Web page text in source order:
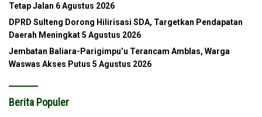
Tetap Jalan 6 Agustus 2026
DPRD Sulteng Dorong Hilirisasi SDA, Targetkan Pendapatan
Daerah Meningkat5 Agustus 2026
Jembatan Baliara-Parigimpu’u Terancam Amblas, Warga
Waswas Akses Putus 5 Agustus 2026
Berita Populer